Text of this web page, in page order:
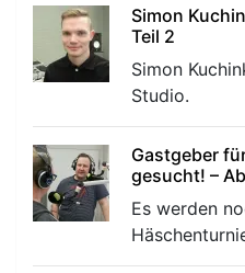
Simon
Teil 2
Simon
Studio.
Gastgeber
gesucht! –
Es werden